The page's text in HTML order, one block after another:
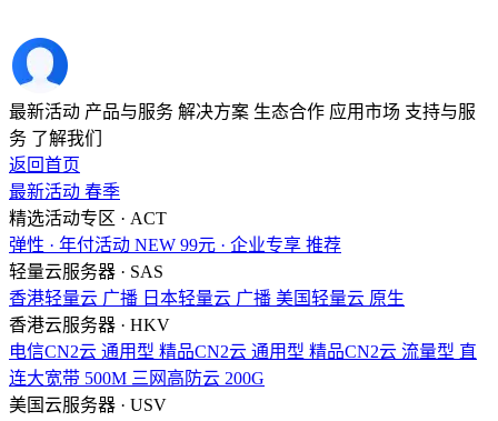
最新活动 产品与服务 解决方案 生态合作 应用市场 支持与服
务 了解我们
返回首页
最新活动 春季
精选活动专区 · ACT
弹性 · 年付活动 NEW 99元 · 企业专享 推荐
轻量云服务器 · SAS
香港轻量云 广播 日本轻量云 广播 美国轻量云 原生
香港云服务器 · HKV
电信CN2云 通用型 精品CN2云 通用型 精品CN2云 流量型 直
连大宽带 500M 三网高防云 200G
美国云服务器 · USV